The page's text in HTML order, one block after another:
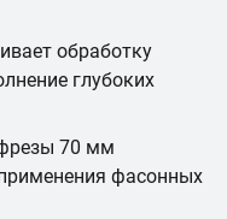
обработку
глубоких
70 мм
фасонных